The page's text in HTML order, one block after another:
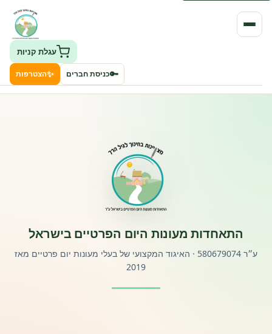
פורטל לוח מודעות דרושים עובדים
עגלת קניות
🔑כניסת חברים ✨הצטרפות
התאחדות מעונות היום הפרטיים בישראל
ע״ר 580679074 · האיגוד המקצועי של בעלי מעונות יום פרטיים מאז
2019